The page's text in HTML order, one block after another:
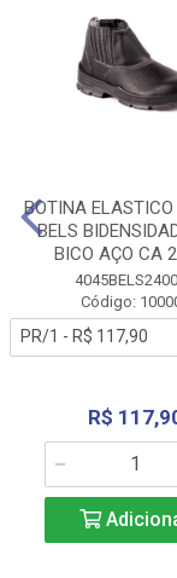
BOTINA ELASTICO
BELS
BICO AÇO CA
Código:
R$